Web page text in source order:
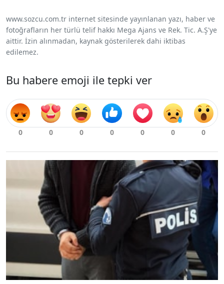
www.sozcu.com.tr internet sitesinde yayınlanan yazı, haber ve
fotoğrafların her türlü telif hakkı Mega Ajans ve Rek. Tic. A.Ş'ye
aittir. İzin alınmadan, kaynak gösterilerek dahi iktibas
edilemez.
Bu habere emoji ile tepki ver